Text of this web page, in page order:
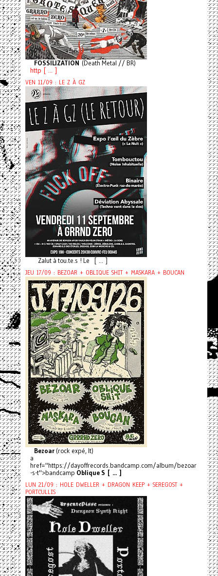
FOSSILIZATION (Death Metal // BR)
http [ ... ]
VEN 11/09 : LE Z À GZ
Zalut à tou.te.s ! Le [ ... ]
JEU 17/09 : BEZOAR + OBLIQUE SHIT + MASKARA + BOUCAN
Bezoar(rock expé, It)
a
href="https://dayoffrecords.bandcamp.com/album/bezoar
-s-t">bandcamp Oblique S [ ... ]
LUN 21/09 : HOLE DWELLER + DRAGON KEEP + SEREGOST +
PORTCULLIS